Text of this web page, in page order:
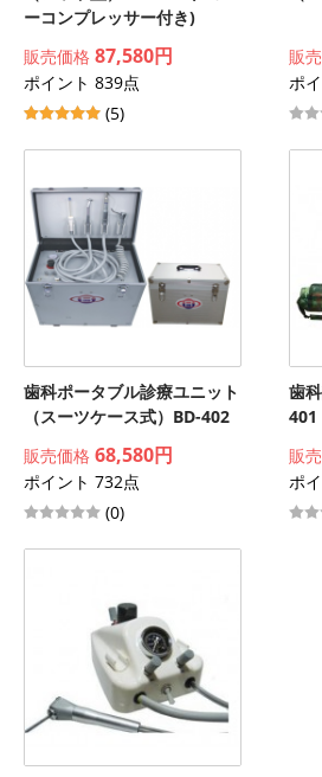
ーコンプレッサー付き)
販売価格 87,580円
ポイント 839点
(5)
販
ポ
歯科ポータブル診療ユニット
（スーツケース式）BD-402
販売価格 68,580円
ポイント 732点
(0)
歯
401
販
ポ